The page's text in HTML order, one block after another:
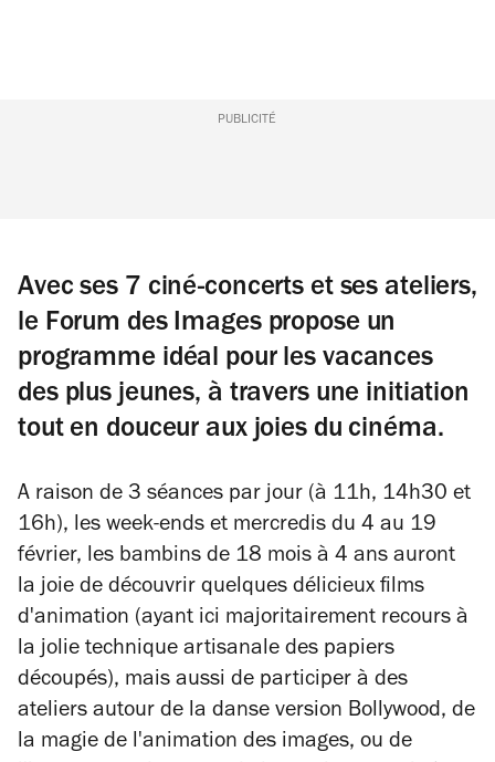
PUBLICITÉ
Avec ses 7 ciné-concerts et ses ateliers,
le Forum des Images propose un
programme idéal pour les vacances
des plus jeunes, à travers une initiation
tout en douceur aux joies du cinéma.
A raison de 3 séances par jour (à 11h, 14h30 et
16h), les week-ends et mercredis du 4 au 19
février, les bambins de 18 mois à 4 ans auront
la joie de découvrir quelques délicieux films
d'animation (ayant ici majoritairement recours à
la jolie technique artisanale des papiers
découpés), mais aussi de participer à des
ateliers autour de la danse version Bollywood, de
la magie de l'animation des images, ou de